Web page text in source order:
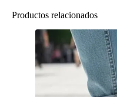
Productos relacionados